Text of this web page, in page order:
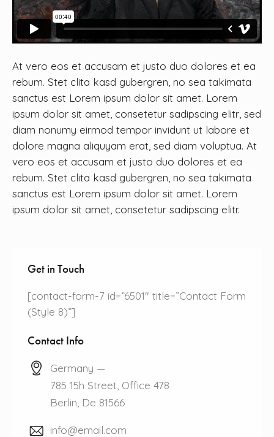
At vero eos et accusam et justo duo dolores et ea
rebum. Stet clita kasd gubergren, no sea takimata
sanctus est Lorem ipsum dolor sit amet. Lorem
ipsum dolor sit amet, consetetur sadipscing elitr, sed
diam nonumy eirmod tempor invidunt ut labore et
dolore magna aliquyam erat, sed diam voluptua. At
vero eos et accusam et justo duo dolores et ea
rebum. Stet clita kasd gubergren, no sea takimata
sanctus est Lorem ipsum dolor sit amet. Lorem
ipsum dolor sit amet, consetetur sadipscing elitr.
Get in Touch
[contact-form-7 id=”6501″ title=”Contact Form
(Style 8)”]
Contact Info
Germany —
785 15h Street, Office 478
Berlin, De 81566
info@email.com